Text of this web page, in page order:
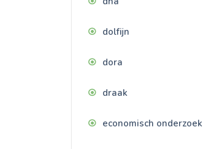
dolfijn
dora
draak
economisch onderzoek